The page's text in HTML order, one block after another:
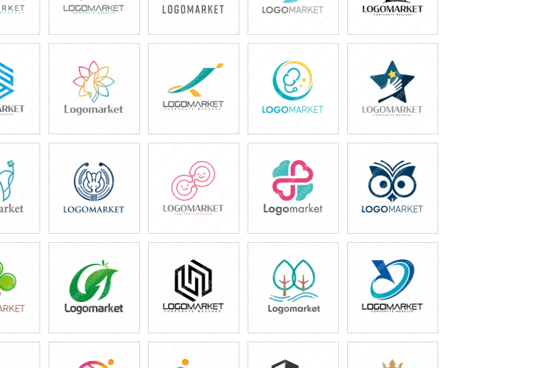
円
円)
49,800円
(税込54,780円)
49,800円
(税込54,780円)
49,800円
(税込54,780円)
49,800円
(税込54,780円)
円
円)
49,800円
(税込54,780円)
49,800円
(税込54,780円)
49,800円
(税込54,780円)
49,800円
(税込54,780円)
円)
49,800円
(税込54,780円)
49,800円
(税込54,780円)
49,800円
(税込54,780円)
49,800円
(税込54,780円)
49,800円 49,800円 39,800円 49,800円